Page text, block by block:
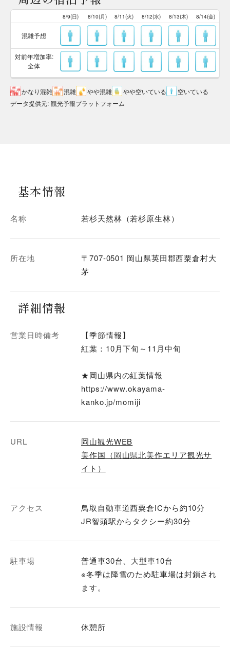
8/9(日) 8/10(月) 8/11(火) 8/12(水) 8/13(木) 8/14(金)
混雑予想
対前年増加率:
全体
かなり混雑 混雑 やや混雑 やや空いている
空いている
データ提供元: 観光予報プラットフォーム
基本情報
名称 若杉天然林（若杉原生林）
所在地
〒707-0501 岡山県英田郡西粟倉村大
茅
詳細情報
営業日時備考
【季節情報】
紅葉：10月下旬～11月中旬
★岡山県内の紅葉情報
https://www.okayama-
kanko.jp/momiji
URL
岡山観光WEB
美作国（岡山県北美作エリア観光サ
イト）
アクセス
鳥取自動車道西粟倉ICから約10分
JR智頭駅からタクシー約30分
駐車場
普通車30台、大型車10台
※冬季は降雪のため駐車場は封鎖され
ます。
施設情報 休憩所